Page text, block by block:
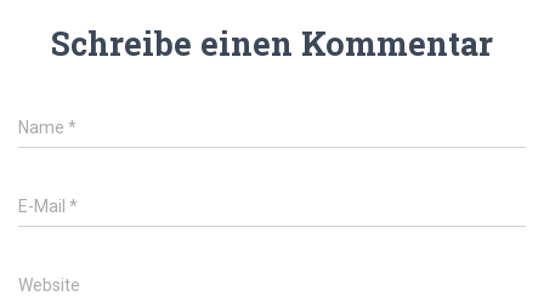
Schreibe einen Kommentar
Name *
E-Mail *
Website